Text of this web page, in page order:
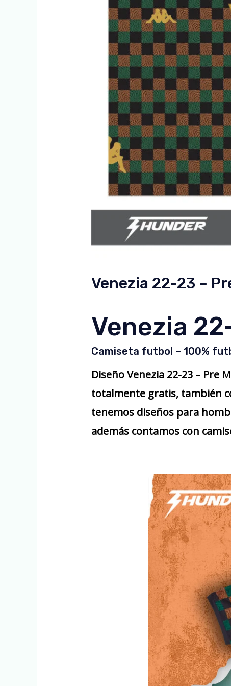
Venezia 22-23 –
Venezia
Camiseta futbol – 100%
Diseño Venezia 22-23 –
totalmente gratis, también
tenemos diseños para
además contamos con